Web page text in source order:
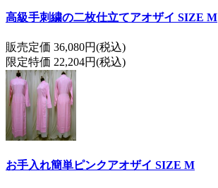
高級手刺繍の二枚仕立てアオザイ SIZE M
販売定価 36,080円(税込)
限定特価 22,204円(税込)
お手入れ簡単ピンクアオザイ SIZE M